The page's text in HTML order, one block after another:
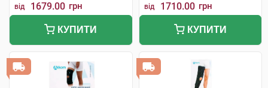
від 1679.00 грн
КУПИТИ
від 1710.00 грн
КУПИТИ